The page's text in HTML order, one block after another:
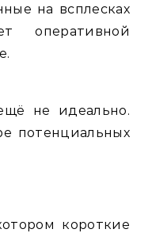
на всплесках
оперативной
не идеально.
потенциальных
короткие